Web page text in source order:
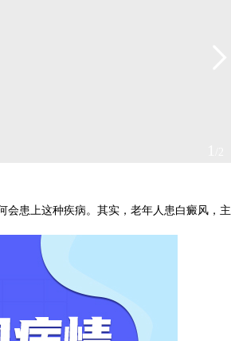
患上这种疾病。其实，老年人患白癜风，主